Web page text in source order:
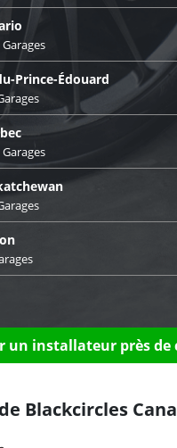
Prince-Édouard
un installateur près de
Blackcircles